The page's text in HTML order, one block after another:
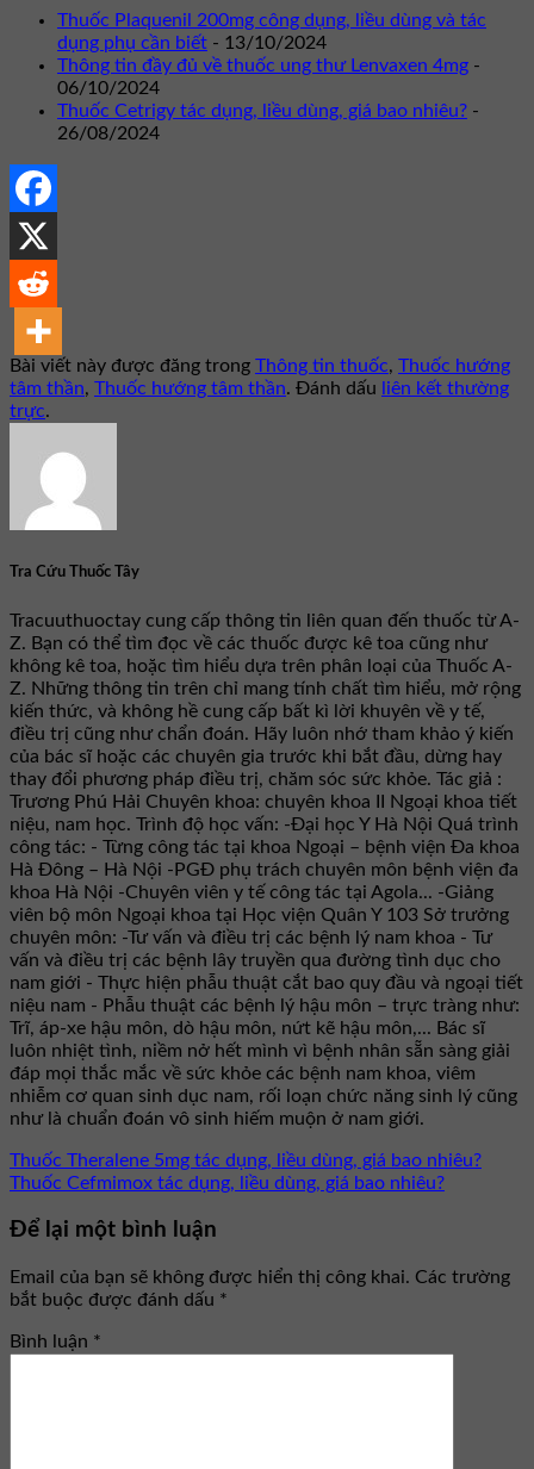
Thuốc Plaquenil 200mg công dụng, liều dùng và tác
dụng phụ cần biết - 13/10/2024
Thông tin đầy đủ về thuốc ung thư Lenvaxen 4mg -
06/10/2024
Thuốc Cetrigy tác dụng, liều dùng, giá bao nhiêu? -
26/08/2024
Bài viết này được đăng trong Thông tin thuốc, Thuốc hướng
tâm thần, Thuốc hướng tâm thần. Đánh dấu
liên kết thường
trực.
Tra Cứu Thuốc Tây
Tracuuthuoctay cung cấp thông tin liên quan đến thuốc từ A-
Z. Bạn có thể tìm đọc về các thuốc được kê toa cũng như
không kê toa, hoặc tìm hiểu dựa trên phân loại của Thuốc A-
Z. Những thông tin trên chỉ mang tính chất tìm hiểu, mở rộng
kiến thức, và không hề cung cấp bất kì lời khuyên về y tế,
điều trị cũng như chẩn đoán. Hãy luôn nhớ tham khảo ý kiến
của bác sĩ hoặc các chuyên gia trước khi bắt đầu, dừng hay
thay đổi phương pháp điều trị, chăm sóc sức khỏe. Tác giả :
Trương Phú Hải Chuyên khoa: chuyên khoa II Ngoại khoa tiết
niệu, nam học. Trình độ học vấn: -Đại học Y Hà Nội Quá trình
công tác: - Từng công tác tại khoa Ngoại – bệnh viện Đa khoa
Hà Đông – Hà Nội -PGĐ phụ trách chuyên môn bệnh viện đa
khoa Hà Nội -Chuyên viên y tế công tác tại Agola... -Giảng
viên bộ môn Ngoại khoa tại Học viện Quân Y 103 Sở trưởng
chuyên môn: -Tư vấn và điều trị các bệnh lý nam khoa - Tư
vấn và điều trị các bệnh lây truyền qua đường tình dục cho
nam giới - Thực hiện phẫu thuật cắt bao quy đầu và ngoại tiết
niệu nam - Phẫu thuật các bệnh lý hậu môn – trực tràng như:
Trĩ, áp-xe hậu môn, dò hậu môn, nứt kẽ hậu môn,... Bác sĩ
luôn nhiệt tình, niềm nở hết mình vì bệnh nhân sẵn sàng giải
đáp mọi thắc mắc về sức khỏe các bệnh nam khoa, viêm
nhiễm cơ quan sinh dục nam, rối loạn chức năng sinh lý cũng
như là chuẩn đoán vô sinh hiếm muộn ở nam giới.
Thuốc Theralene 5mg tác dụng, liều dùng, giá bao nhiêu?
Thuốc Cefmimox tác dụng, liều dùng, giá bao nhiêu?
Để lại một bình luận
Email của bạn sẽ không được hiển thị công khai. Các trường
bắt buộc được đánh dấu *
Bình luận *